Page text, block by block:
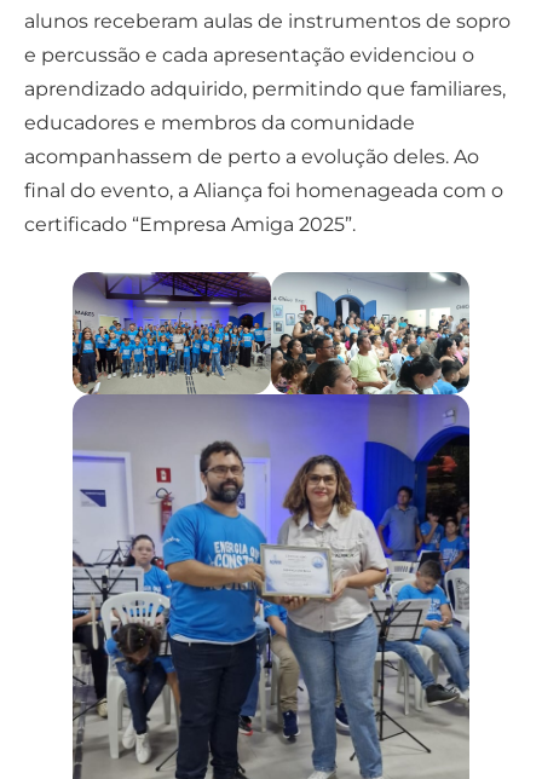
alunos receberam aulas de instrumentos de sopro
e percussão e cada apresentação evidenciou o
aprendizado adquirido, permitindo que familiares,
educadores e membros da comunidade
acompanhassem de perto a evolução deles. Ao
final do evento, a Aliança foi homenageada com o
certificado “Empresa Amiga 2025”.